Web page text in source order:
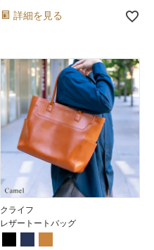
詳細を見る
クライフ
レザートートバッグ